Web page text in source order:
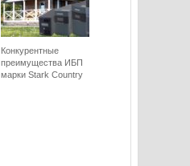
Конкурентные
преимущества ИБП
марки Stark Сountry